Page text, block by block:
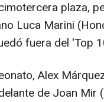
plaza,
Luca Marini
fuera del 'Top
Alex
de Joan Mir